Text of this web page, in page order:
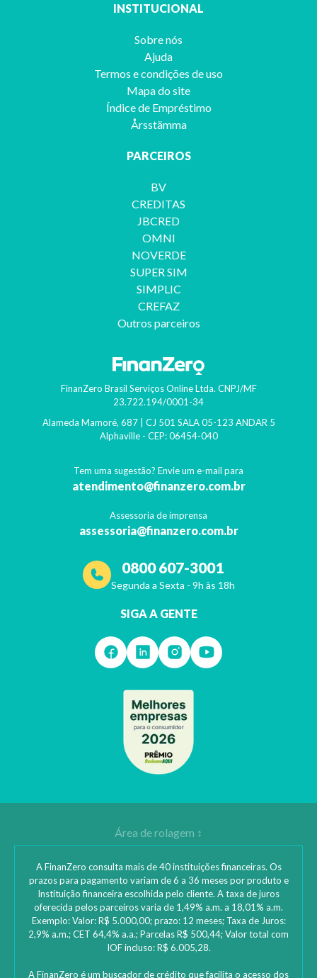
INSTITUCIONAL
Sobre nós
Ajuda
Termos e condições de uso
Mapa do site
Índice de Empréstimo
Årsstämma
PARCEIROS
BV
CREDITAS
JBCRED
OMNI
NOVERDE
SUPER SIM
SIMPLIC
CREFAZ
Outros parceiros
FinanZero Brasil Serviços Online Ltda. CNPJ/MF
23.722.194/0001-34
Alameda Mamoré, 687 | CJ 501 SALA 05-123 ANDAR 5
Alphaville- CEP: 06454-040
Tem uma sugestão? Envie um e-mail para
atendimento@finanzero.com.br
Assessoria de imprensa
assessoria@finanzero.com.br
0800 607-3001
Segunda a Sexta - 9h às 18h
SIGA A GENTE
A FinanZero consulta mais de 40 instituições financeiras. Os
prazos para pagamento variam de 6 a 36 meses por produto e
Instituição financeira escolhida pelo cliente. A taxa de juros
oferecida pelos parceiros varia de 1,49% a.m. a 18,01% a.m.
Exemplo: Valor: R$ 5.000,00; prazo: 12 meses; Taxa de Juros:
2,9% a.m.; CET 64,4% a.a.; Parcelas R$ 500,44; Valor total com
IOF incluso: R$ 6.005,28.
A FinanZero é um buscador de crédito que facilita o acesso dos